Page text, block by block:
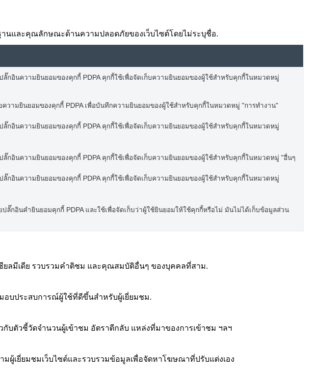
านและคุณลักษณะด้านความปลอดภัยของเว็บไซต์โดยไม่ระบุชื่อ.
กอินความยินยอมของคุกกี้ PDPA คุกกี้ใช้เพื่อจัดเก็บความยินยอมของผู้ใช้สำหรับคุกกี้ในหมวดหมู่
วามยินยอมของคุกกี้ PDPA เพื่อบันทึกความยินยอมของผู้ใช้สำหรับคุกกี้ในหมวดหมู่ "การทำงาน"
กอินความยินยอมของคุกกี้ PDPA คุกกี้ใช้เพื่อจัดเก็บความยินยอมของผู้ใช้สำหรับคุกกี้ในหมวดหมู่
กอินความยินยอมของคุกกี้ PDPA คุกกี้ใช้เพื่อจัดเก็บความยินยอมของผู้ใช้สำหรับคุกกี้ในหมวดหมู่ "อื่นๆ
กอินความยินยอมของคุกกี้ PDPA คุกกี้ใช้เพื่อจัดเก็บความยินยอมของผู้ใช้สำหรับคุกกี้ในหมวดหมู่
ลั๊กอินคำยินยอมคุกกี้ PDPA และใช้เพื่อจัดเก็บว่าผู้ใช้ยินยอมให้ใช้คุกกี้หรือไม่ มันไม่ได้เก็บข้อมูลส่วน
ยลมีเดีย รวบรวมคำติชม และคุณสมบัติอื่นๆ ของบุคคลที่สาม.
อบประสบการณ์ผู้ใช้ที่ดีขึ้นสำหรับผู้เยี่ยมชม.
กับตัวชี้วัดจำนวนผู้เข้าชม อัตราตีกลับ แหล่งที่มาของการเข้าชม ฯลฯ
ผู้เยี่ยมชมเว็บไซต์และรวบรวมข้อมูลเพื่อจัดหาโฆษณาที่ปรับแต่งเอง